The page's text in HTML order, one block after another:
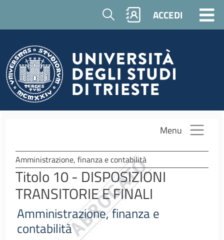
Salta al contenuto principale
Cerca ACCEDI
Menu
Amministrazione, finanza e contabilità
Titolo 10 - DISPOSIZIONI
TRANSITORIE E FINALI
Amministrazione, finanza e
contabilità